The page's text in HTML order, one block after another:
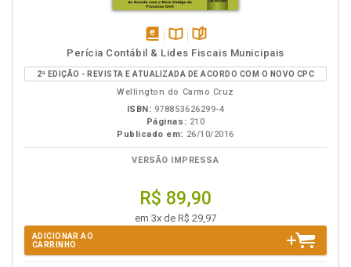
disponível
em
eBook
Disponível
na
B.V.
páginas
Perícia Contábil & Lides Fiscais Municipais
2ª EDIÇÃO - REVISTA E ATUALIZADA DE ACORDO COM O NOVO CPC
Wellington do Carmo Cruz
ISBN: 978853626299-4
Páginas: 210
Publicado em: 26/10/2016
VERSÃO IMPRESSA
R$ 89,90
em 3x de R$ 29,97
ADICIONAR AO
CARRINHO